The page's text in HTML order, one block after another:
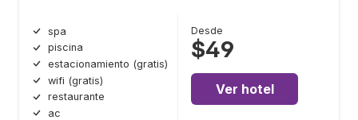
spa
piscina
estacionamiento (gratis)
wifi (gratis)
restaurante
ac
Desde
$49
Ver hotel